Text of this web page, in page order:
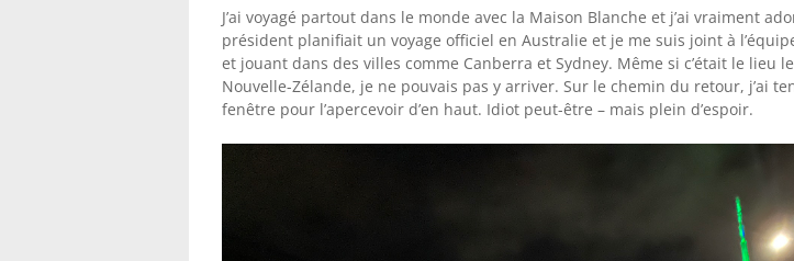
J’ai voyagé partout dans le monde avec la Maison Blanche et j’ai vraiment
président planifiait un voyage officiel en Australie et je me suis joint à
et jouant dans des villes comme Canberra et Sydney. Même si c’était le lieu
Nouvelle-Zélande, je ne pouvais pas y arriver. Sur le chemin du retour, j’ai
fenêtre pour l’apercevoir d’en haut. Idiot peut-être – mais plein d’espoir.